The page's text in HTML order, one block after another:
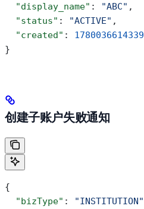
  "display_name"
: "ABC" ,
  "status"
: "ACTIVE" ,
  "created"
: 1780036614339
}
创建子账户失败通知
{
  "bizType"
: "INSTITUTION"